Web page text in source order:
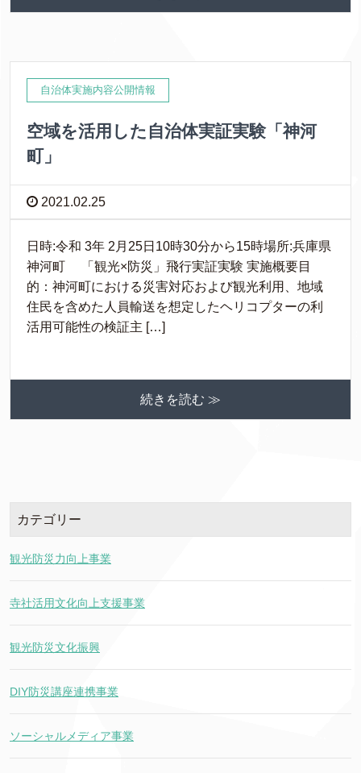
自治体実施内容公開情報
空域を活用した自治体実証実験「神河
町」
2021.02.25
日時:令和 3年 2月25日10時30分から15時場所:兵庫県
神河町 「観光×防災」飛行実証実験 実施概要目
的：神河町における災害対応および観光利用、地域
住民を含めた人員輸送を想定したヘリコプターの利
活用可能性の検証主 […]
続きを読む ≫
カテゴリー
観光防災力向上事業
寺社活用文化向上支援事業
観光防災文化振興
DIY防災講座連携事業
ソーシャルメディア事業